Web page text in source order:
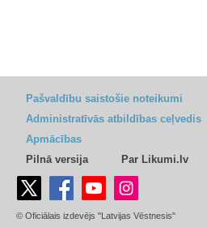
Pašvaldību saistošie noteikumi
Administratīvās atbildības ceļvedis
Apmācības
Pilnā versija
Par Likumi.lv
© Oficiālais izdevējs "Latvijas Vēstnesis"